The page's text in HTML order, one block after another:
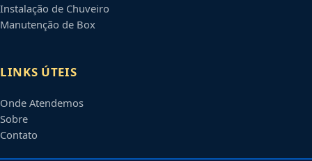
Instalação de Chuveiro
Manutenção de Box
LINKS ÚTEIS
Onde Atendemos
Sobre
Contato